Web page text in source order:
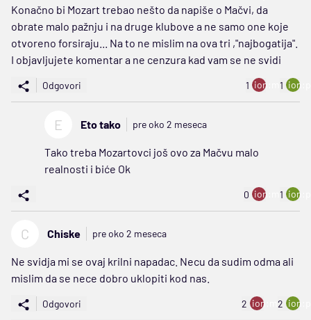
Konačno bi Mozart trebao nešto da napiše o Mačvi, da
obrate malo pažnju i na druge klubove a ne samo one koje
otvoreno forsiraju... Na to ne mislim na ova tri ,"najbogatija".
I objavljujete komentar a ne cenzura kad vam se ne svidi
Odgovori 1 ion:minus
1
E Eto tako pre oko 2 meseca
Tako treba Mozartovci još ovo za Mačvu malo
realnosti i biće Ok
0 ion:minus
1
C Chiske pre oko 2 meseca
Ne svidja mi se ovaj krilni napadac. Necu da sudim odma ali
mislim da se nece dobro uklopiti kod nas.
Odgovori 2 ion:minus
2